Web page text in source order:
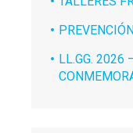
LL.GG. 2026